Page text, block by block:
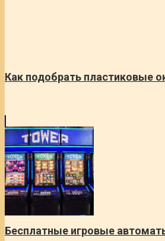
Как подобрать пластиковые
Бесплатные игровые